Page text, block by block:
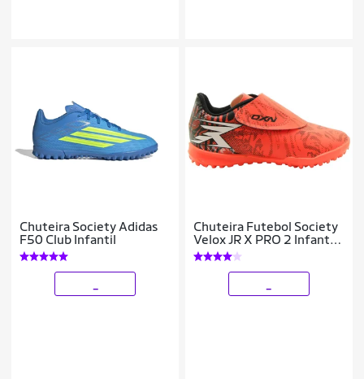
Chuteira Society Adidas
F50 Club Infantil
Chuteira Futebol Society
Velox JR X PRO 2 Infantil
- OXN